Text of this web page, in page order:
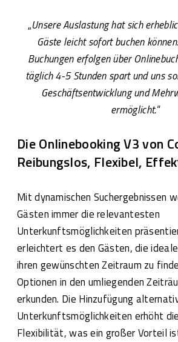
„Unsere Auslastung hat sich
Gäste leicht sofort buchen
Buchungen erfolgen über
täglich 4-5 Stunden spart und uns
Geschäftsentwicklung und
ermöglicht.“
Die Onlinebooking V3 von
Reibungslos, Flexibel,
Mit dynamischen Suchergebnissen
Gästen immer die relevantesten
Unterkunftsmöglichkeiten
erleichtert es den Gästen, die
ihren gewünschten Zeitraum zu
Optionen in den umliegenden
erkunden. Die Hinzufügung
Unterkunftsmöglichkeiten erhöht
Flexibilität, was ein großer Vorteil